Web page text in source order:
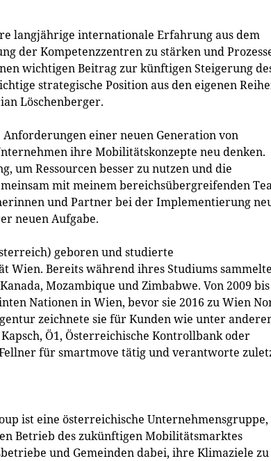
langjährige internationale Erfahrung aus dem
der Kompetenzzentren zu stärken und
wichtigen Beitrag zur künftigen Steigerung
strategische Position aus den eigenen
Löschenberger.
einer neuen Generation von
ihre Mobilitätskonzepte neu denken.
um Ressourcen besser zu nutzen und die
mit meinem bereichsübergreifenden
und Partner bei der Implementierung
neuen Aufgabe.
geboren und studierte
Bereits während ihres Studiums sammelte
Mozambique und Zimbabwe. Von 2009 bis
Nationen in Wien, bevor sie 2016 zu Wien
zeichnete sie für Kunden wie unter
Ö1, Österreichische Kontrollbank oder
für smartmove tätig und verantworte
ist eine österreichische Unternehmensgruppe,
Betrieb des zukünftigen Mobilitätsmarktes
und Gemeinden dabei, ihre Klimaziele zu